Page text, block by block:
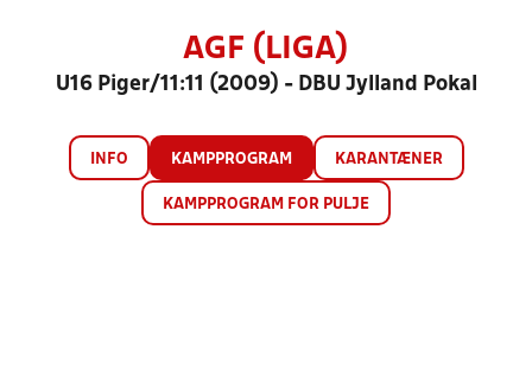
AGF (LIGA)
U16 Piger/11:11 (2009) - DBU Jylland Pokal
INFO KAMPPROGRAM KARANTÆNER
KAMPPROGRAM FOR PULJE